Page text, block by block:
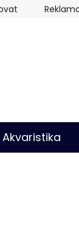
Akvaristika